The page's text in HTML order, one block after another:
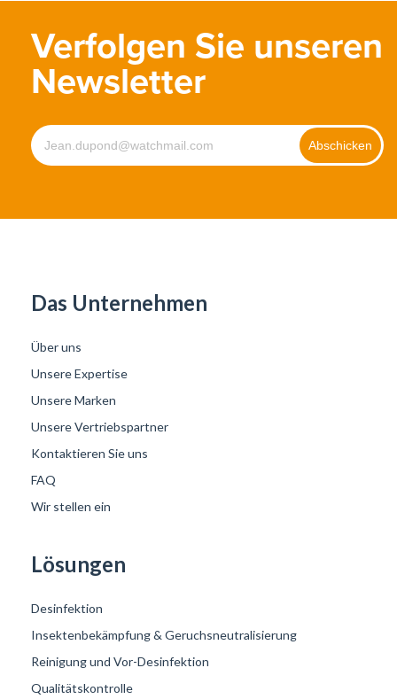
Verfolgen Sie unseren
Newsletter
Das Unternehmen
Über uns
Unsere Expertise
Unsere Marken
Unsere Vertriebspartner
Kontaktieren Sie uns
FAQ
Wir stellen ein
Lösungen
Desinfektion
Insektenbekämpfung & Geruchsneutralisierung
Reinigung und Vor-Desinfektion
Qualitätskontrolle